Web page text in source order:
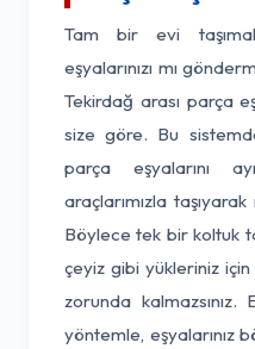
Tam bir evi
eşyalarınızı mı
Tekirdağ arası parça
size göre. Bu
parça eşyalarını
araçlarımızla
Böylece tek bir koltuk
çeyiz gibi yükleriniz
zorunda kalmazsınız.
yöntemle, eşyalarınız